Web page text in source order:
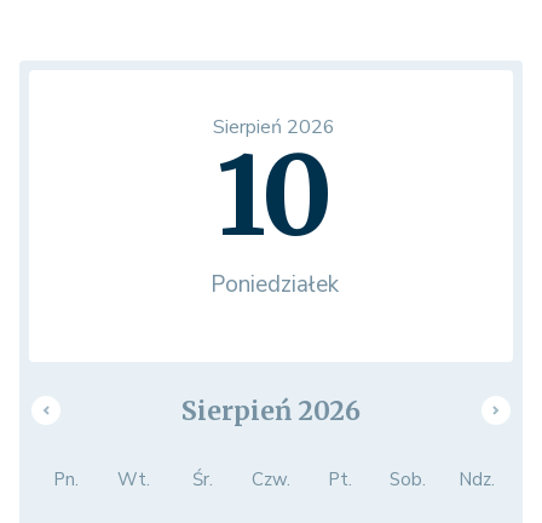
Sierpień 2026
10
Poniedziałek
Sierpień 2026
Pn. Wt. Śr. Czw. Pt. Sob. Ndz.